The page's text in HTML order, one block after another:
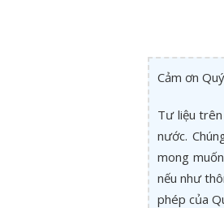
Cảm ơn
Tư liệu
nước.
mong
nếu như
phép của